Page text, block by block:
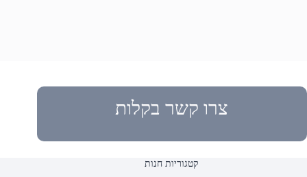
צרו קשר בקלות
קטגוריות חנות